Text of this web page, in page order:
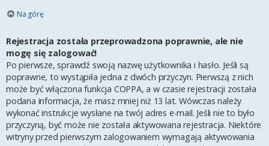
Na górę
Rejestracja została przeprowadzona poprawnie, ale nie
mogę się zalogować!
Po pierwsze, sprawdź swoją nazwę użytkownika i hasło. Jeśli są
poprawne, to wystąpiła jedna z dwóch przyczyn. Pierwszą z nich
może być włączona funkcja COPPA, a w czasie rejestracji została
podana informacja, że masz mniej niż 13 lat. Wówczas należy
wykonać instrukcje wysłane na twój adres e-mail. Jeśli nie to było
przyczyną, być może nie została aktywowana rejestracja. Niektóre
witryny przed pierwszym zalogowaniem wymagają aktywowania